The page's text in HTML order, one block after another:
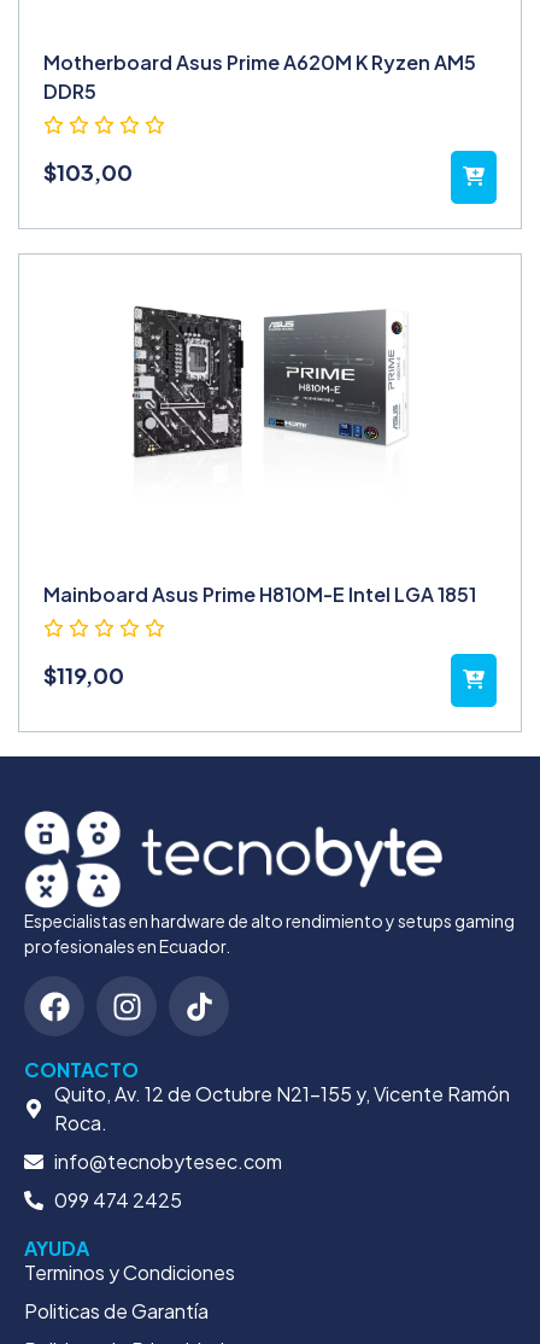
Motherboard Asus Prime A620M K Ryzen AM5
DDR5
$103,00
Mainboard Asus Prime H810M-E Intel LGA 1851
$119,00
Especialistas en hardware de alto rendimiento y setups gaming
profesionales en Ecuador.
CONTACTO
Quito, Av. 12 de Octubre N21-155 y, Vicente Ramón
Roca.
info@tecnobytesec.com
099 474 2425
AYUDA
Terminos y Condiciones
Politicas de Garantía